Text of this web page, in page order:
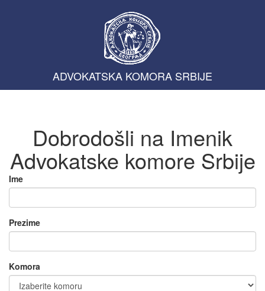
ADVOKATSKA KOMORA SRBIJE
Dobrodošli na Imenik
Advokatske komore Srbije
Ime
Prezime
Komora